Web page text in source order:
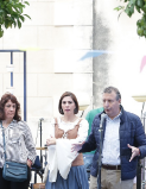
Fraud